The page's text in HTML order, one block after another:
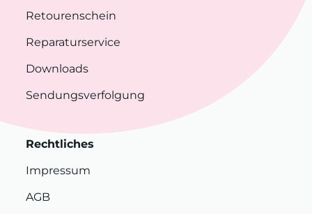
Retourenschein
Reparaturservice
Downloads
Sendungsverfolgung
Rechtliches
Impressum
AGB